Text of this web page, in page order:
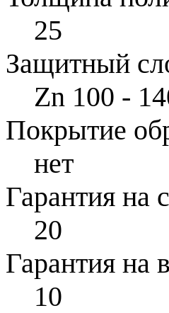
25
Защитный
Zn 100 -
Покрытие
нет
Гарантия на
20
Гарантия на
10